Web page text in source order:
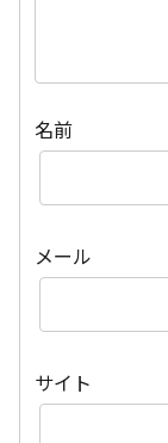
名前
メール
サイト